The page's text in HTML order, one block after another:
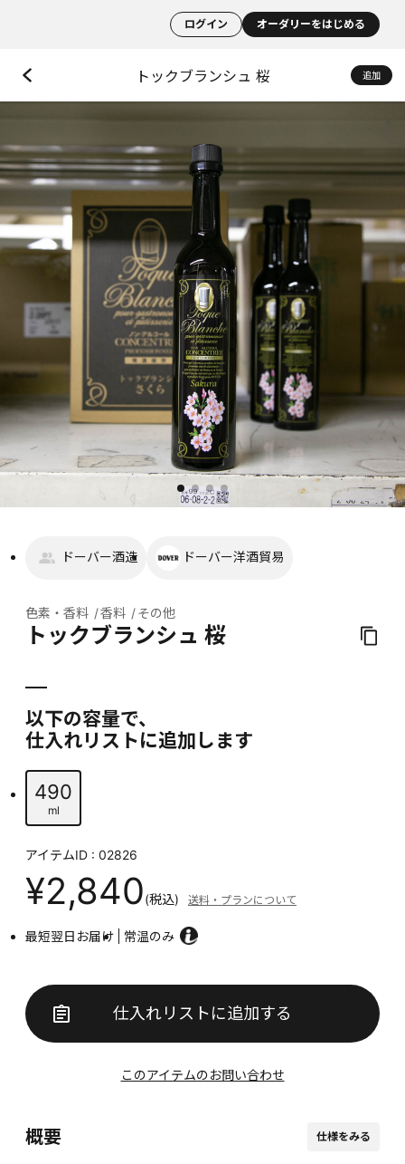
ログイン オーダリーをはじめる
トックブランシュ 桜 追加
ドーバー酒造 ドーバー洋酒貿易
色素・香料 香料 その他
トックブランシュ 桜
以下の容量で、
仕入れリストに追加します
490
ml
アイテムID : 02826
¥2,840(税込) 送料・プランについて
最短翌日お届け 常温のみ
仕入れリストに追加する
このアイテムのお問い合わせ
概要 仕様をみる